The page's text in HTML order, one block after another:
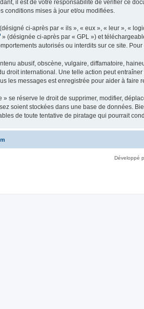
il est de votre responsabilité de vérifier ce
conditions mises à jour et/ou modifiées.
ci-après par « ils », « eux », « leur », «
» (désignée ci-après par « GPL ») et
autorisés ou interdits sur ce site.
abusif, obscène, vulgaire, diffamatoire,
droit international. Une telle action peut
les messages est enregistrée pour aider à faire
se réserve le droit de supprimer, modifier,
soient stockées dans une base de données.
de toute tentative de piratage qui pourrait
Développé